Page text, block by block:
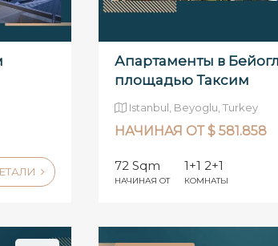
Апартаменты в
площадью Таксим
Istanbul, Beyoglu, Turkey
НАЧИНАЯ ОТ $ 581.858
72 Sqm
НАЧИНАЯ ОТ
1+1 2+1
КОМНАТЫ